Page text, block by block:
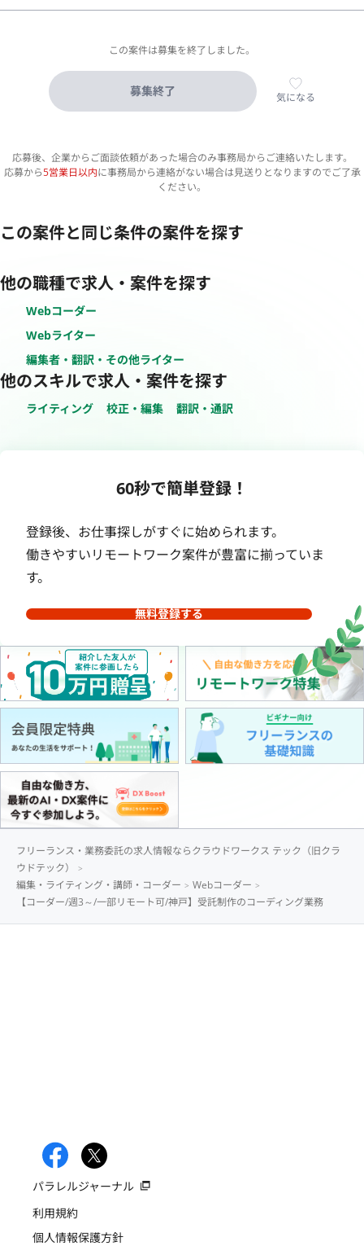
この案件は募集を終了しました。
募集終了 気になる
応募後、企業からご面談依頼があった場合のみ事務局からご連絡いたします。
応募から5営業日以内に事務局から連絡がない場合は見送りとなりますのでご了承
ください。
この案件と同じ条件の案件を探す
他の職種で求人・案件を探す
Webコーダー
Webライター
編集者・翻訳・その他ライター
他のスキルで求人・案件を探す
ライティング 校正・編集 翻訳・通訳
60秒で簡単登録！
登録後、お仕事探しがすぐに始められます。
働きやすいリモートワーク案件が豊富に揃っていま
す。
無料登録する
フリーランス・業務委託の求人情報ならクラウドワークス テック（旧クラ
ウドテック）
編集・ライティング・講師・コーダー
Webコーダー
【コーダー/週3～/一部リモート可/神戸】受託制作のコーディング業務
パラレルジャーナル
利用規約
個人情報保護方針